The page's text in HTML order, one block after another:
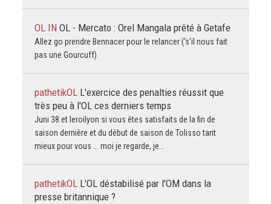
OL IN OL - Mercato : Orel Mangala prêté à Getafe
Allez go prendre Bennacer pour le relancer (‘s’il nous fait
pas une Gourcuff)
pathetikOL L'exercice des penalties réussit que
très peu à l'OL ces derniers temps
Juni 38 et leroilyon si vous êtes satisfaits de la fin de
saison dernière et du début de saison de Tolisso tant
mieux pour vous ... moi je regarde, je…
pathetikOL L'OL déstabilisé par l'OM dans la
presse britannique ?